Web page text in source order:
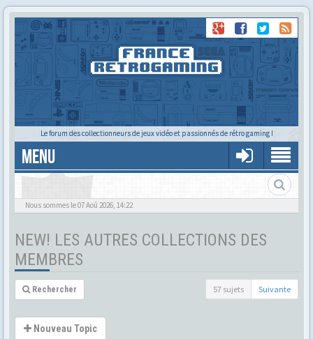
Le forum des collectionneurs de jeux vidéo et passionnés de rétro gaming !
MENU
Les collections en tout genre des membres : jouets, BD, mangas,
figurines, cartes, petits canards en résine et photos ferroviaires...
Nous sommes le 07 Aoû 2026, 14:22
NEW! LES AUTRES COLLECTIONS DES
MEMBRES
Rechercher 57 sujets Suivante
Nouveau Topic